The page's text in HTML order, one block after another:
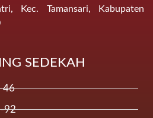
Kec. Tamansari, Kabupaten
SEDEKAH
46
92